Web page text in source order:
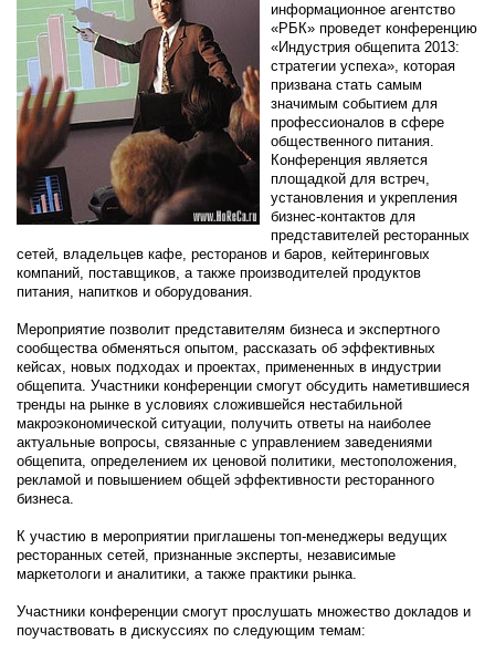
информационное агентство
«РБК» проведет конференцию
«Индустрия общепита 2013:
стратегии успеха», которая
призвана стать самым
значимым событием для
профессионалов в сфере
общественного питания.
Конференция является
площадкой для встреч,
установления и укрепления
бизнес-контактов для
представителей ресторанных
сетей, владельцев кафе, ресторанов и баров, кейтеринговых
компаний, поставщиков, а также производителей продуктов
питания, напитков и оборудования.
Мероприятие позволит представителям бизнеса и экспертного
сообщества обменяться опытом, рассказать об эффективных
кейсах, новых подходах и проектах, примененных в индустрии
общепита. Участники конференции смогут обсудить наметившиеся
тренды на рынке в условиях сложившейся нестабильной
макроэкономической ситуации, получить ответы на наиболее
актуальные вопросы, связанные с управлением заведениями
общепита, определением их ценовой политики, местоположения,
рекламой и повышением общей эффективности ресторанного
бизнеса.
К участию в мероприятии приглашены топ-менеджеры ведущих
ресторанных сетей, признанные эксперты, независимые
маркетологи и аналитики, а также практики рынка.
Участники конференции смогут прослушать множество докладов и
поучаствовать в дискуссиях по следующим темам: